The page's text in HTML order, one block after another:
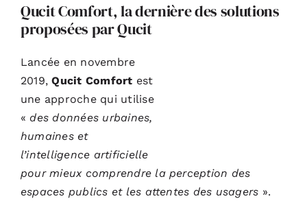
Qucit Comfort, la dernière des solutions
proposées par Qucit
Lancée en novembre
2019,Qucit Comfort est
une approche qui utilise
« des données urbaines,
humaines et
l’intelligence artificielle
pour mieux comprendre la perception des
espaces publics et les attentes des usagers ».